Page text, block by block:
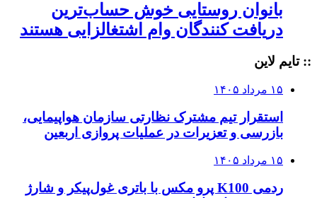
بانوان روستایی خوش حساب‌ترین
دریافت کنندگان وام‌ اشتغالزایی هستند
:: تایم لاین
۱۵ مرداد ۱۴۰۵
استقرار تیم مشترک نظارتی سازمان هواپیمایی،
بازرسی و تعزیرات در عملیات پروازی اربعین
۱۵ مرداد ۱۴۰۵
ردمی K100 پرو مکس با باتری غول‌پیکر و شارژ